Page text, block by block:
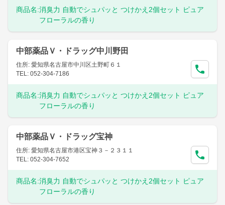
商品名:消臭力 自動でシュパッと つけかえ2個セット ピュア
フローラルの香り
中部薬品Ｖ・ドラッグ中川野田
住所: 愛知県名古屋市中川区土野町６１
TEL: 052-304-7186
商品名:消臭力 自動でシュパッと つけかえ2個セット ピュア
フローラルの香り
中部薬品Ｖ・ドラッグ宝神
住所: 愛知県名古屋市港区宝神３－２３１１
TEL: 052-304-7652
商品名:消臭力 自動でシュパッと つけかえ2個セット ピュア
フローラルの香り